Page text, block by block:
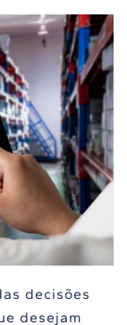
decisões
desejam